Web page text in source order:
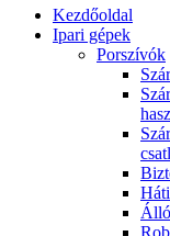
Kezdőoldal
Ipari gépek
Porszívók